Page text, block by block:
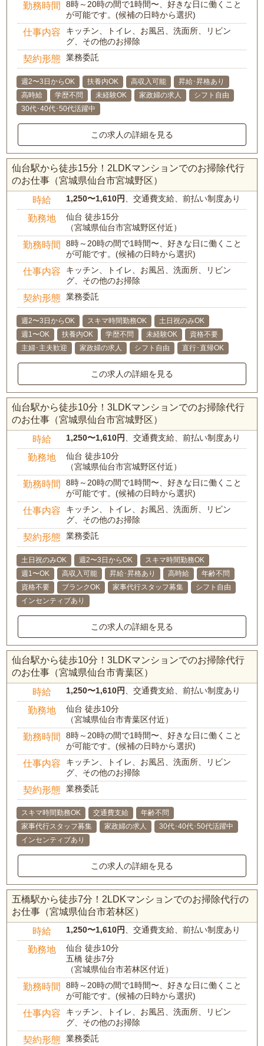
勤務時間
8時～20時の間で1時間〜、好きな日に働くこと
が可能です。(候補の日時から選択)
仕事内容
キッチン、トイレ、お風呂、洗面所、リビン
グ、その他のお掃除
契約形態 業務委託
週2〜3日からOK 扶養内OK 高収入可能
昇給･昇格あり
高時給
学歴不問 未経験OK 家政婦の求人
シフト自由
30代･40代･50代活躍中
この求人の詳細を見る
仙台駅から徒歩15分！2LDKマンションでのお掃除代行
のお仕事（宮城県仙台市宮城野区）
時給 1,250〜1,610円、交通費支給、前払い制度あり
勤務地
仙台 徒歩15分
（宮城県仙台市宮城野区付近）
勤務時間
8時～20時の間で1時間〜、好きな日に働くこと
が可能です。(候補の日時から選択)
仕事内容
キッチン、トイレ、お風呂、洗面所、リビン
グ、その他のお掃除
契約形態 業務委託
週2〜3日からOK スキマ時間勤務OK
土日祝のみOK
週1〜OK
扶養内OK 学歴不問 未経験OK
資格不要
主婦･主夫歓迎
家政婦の求人 シフト自由 直行･直帰OK
この求人の詳細を見る
仙台駅から徒歩10分！3LDKマンションでのお掃除代行
のお仕事（宮城県仙台市宮城野区）
時給 1,250〜1,610円、交通費支給、前払い制度あり
勤務地
仙台 徒歩10分
（宮城県仙台市宮城野区付近）
勤務時間
8時～20時の間で1時間〜、好きな日に働くこと
が可能です。(候補の日時から選択)
仕事内容
キッチン、トイレ、お風呂、洗面所、リビン
グ、その他のお掃除
契約形態 業務委託
土日祝のみOK 週2〜3日からOK
スキマ時間勤務OK
週1〜OK
高収入可能 昇給･昇格あり 高時給
年齢不問
資格不要
ブランクOK 家事代行スタッフ募集
シフト自由
インセンティブあり
この求人の詳細を見る
仙台駅から徒歩10分！3LDKマンションでのお掃除代行
のお仕事（宮城県仙台市青葉区）
時給 1,250〜1,610円、交通費支給、前払い制度あり
勤務地
仙台 徒歩10分
（宮城県仙台市青葉区付近）
勤務時間
8時～20時の間で1時間〜、好きな日に働くこと
が可能です。(候補の日時から選択)
仕事内容
キッチン、トイレ、お風呂、洗面所、リビン
グ、その他のお掃除
契約形態 業務委託
スキマ時間勤務OK 交通費支給
年齢不問
家事代行スタッフ募集
家政婦の求人
30代･40代･50代活躍中
インセンティブあり
この求人の詳細を見る
五橋駅から徒歩7分！2LDKマンションでのお掃除代行の
お仕事（宮城県仙台市若林区）
時給 1,250〜1,610円、交通費支給、前払い制度あり
勤務地
仙台 徒歩10分
五橋 徒歩7分
（宮城県仙台市若林区付近）
勤務時間
8時～20時の間で1時間〜、好きな日に働くこと
が可能です。(候補の日時から選択)
仕事内容
キッチン、トイレ、お風呂、洗面所、リビン
グ、その他のお掃除
契約形態 業務委託